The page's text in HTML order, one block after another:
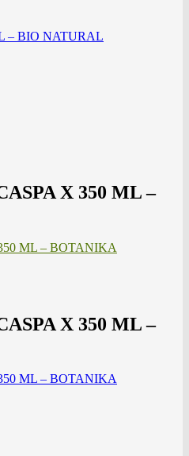
– BIO NATURAL
X 350 ML –
ML – BOTANIKA
X 350 ML –
ML – BOTANIKA